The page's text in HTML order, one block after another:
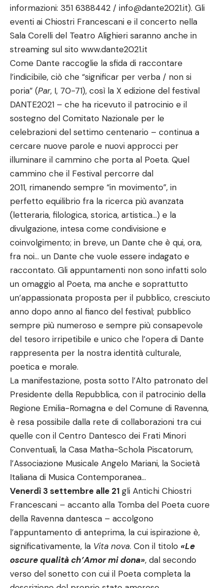
informazioni: 351 6388442 / info@dante2021.it). Gli
eventi ai Chiostri Francescani e il concerto nella
Sala Corelli del Teatro Alighieri saranno anche in
streaming sul sito www.dante2021.it
Come Dante raccoglie la sfida di raccontare
l’indicibile, ciò che “significar per verba / non si
poria” (Par, I, 70-71), così la X edizione del festival
DANTE2021 – che ha ricevuto il patrocinio e il
sostegno del Comitato Nazionale per le
celebrazioni del settimo centenario – continua a
cercare nuove parole e nuovi approcci per
illuminare il cammino che porta al Poeta. Quel
cammino che il Festival percorre dal
2011, rimanendo sempre “in movimento”, in
perfetto equilibrio fra la ricerca più avanzata
(letteraria, filologica, storica, artistica…) e la
divulgazione, intesa come condivisione e
coinvolgimento; in breve, un Dante che è qui, ora,
fra noi… un Dante che vuole essere indagato e
raccontato. Gli appuntamenti non sono infatti solo
un omaggio al Poeta, ma anche e soprattutto
un’appassionata proposta per il pubblico, cresciuto
anno dopo anno al fianco del festival; pubblico
sempre più numeroso e sempre più consapevole
del tesoro irripetibile e unico che l’opera di Dante
rappresenta per la nostra identità culturale,
poetica e morale.
La manifestazione, posta sotto l’Alto patronato del
Presidente della Repubblica, con il patrocinio della
Regione Emilia-Romagna e del Comune di Ravenna,
è resa possibile dalla rete di collaborazioni tra cui
quelle con il Centro Dantesco dei Frati Minori
Conventuali, la Casa Matha-Schola Piscatorum,
l’Associazione Musicale Angelo Mariani, la Società
Italiana di Musica Contemporanea…
Venerdì 3 settembre alle 21 gli Antichi Chiostri
Francescani – accanto alla Tomba del Poeta cuore
della Ravenna dantesca – accolgono
l’appuntamento di anteprima, la cui ispirazione è,
significativamente, la Vita nova. Con il titolo «Le
oscure qualità ch’Amor mi dona», dal secondo
verso del sonetto con cui il Poeta completa la